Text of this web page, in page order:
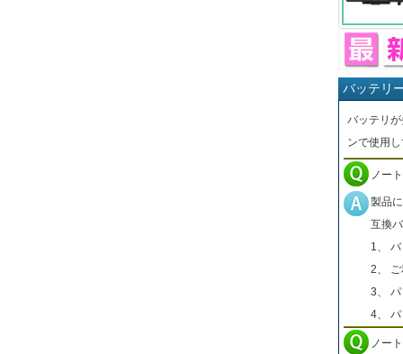
バッテリ
バッテリ
ンで使用
ノー
製品
互換
1、
2、
3、
4、
ノー